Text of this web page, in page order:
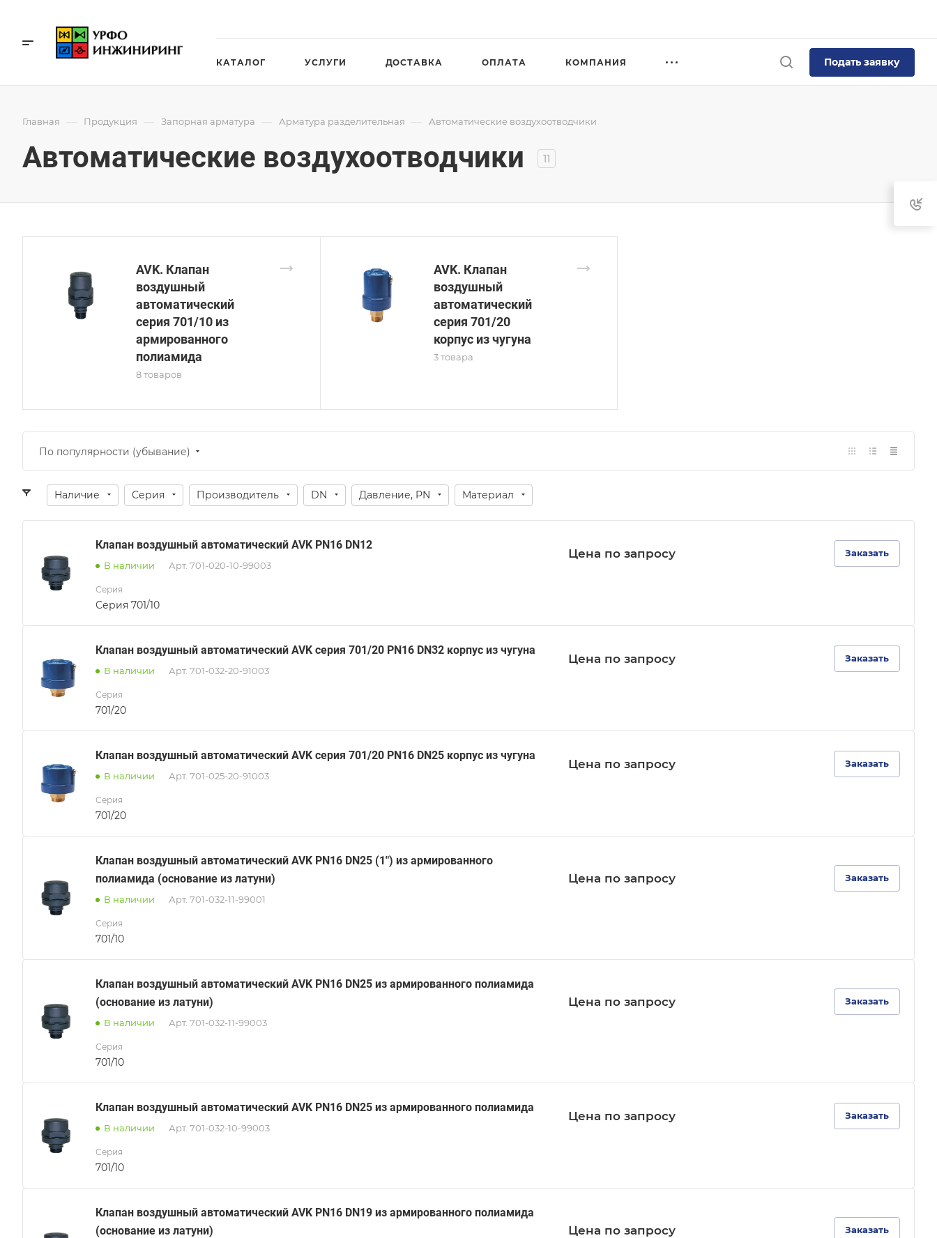
КАТАЛОГ УСЛУГИ ДОСТАВКА ОПЛАТА КОМПАНИЯ Подать заявку
Главная — Продукция — Запорная арматура — Арматура разделительная — Автоматические воздухоотводчики
Автоматические воздухоотводчики 11
AVK. Клапан
воздушный
автоматический
серия 701/10 из
армированного
полиамида
8 товаров
AVK. Клапан
воздушный
автоматический
серия 701/20
корпус из чугуна
3 товара
По популярности (убывание)
Наличие Серия Производитель DN Давление, PN Материал
Клапан воздушный автоматический AVK PN16 DN12
В наличии Арт. 701-020-10-99003
Цена по запросу Заказать
Серия
Серия 701/10
Клапан воздушный автоматический AVK серия 701/20 PN16 DN32 корпус из чугуна
В наличии Арт. 701-032-20-91003
Цена по запросу Заказать
Серия
701/20
Клапан воздушный автоматический AVK серия 701/20 PN16 DN25 корпус из чугуна
В наличии Арт. 701-025-20-91003
Цена по запросу Заказать
Серия
701/20
Клапан воздушный автоматический AVK PN16 DN25 (1") из армированного
полиамида (основание из латуни)
В наличии Арт. 701-032-11-99001
Цена по запросу Заказать
Серия
701/10
Клапан воздушный автоматический AVK PN16 DN25 из армированного полиамида
(основание из латуни)
В наличии Арт. 701-032-11-99003
Цена по запросу Заказать
Серия
701/10
Клапан воздушный автоматический AVK PN16 DN25 из армированного полиамида
В наличии Арт. 701-032-10-99003
Цена по запросу Заказать
Серия
701/10
Клапан воздушный автоматический AVK PN16 DN19 из армированного полиамида
(основание из латуни)
Цена по запросу Заказать